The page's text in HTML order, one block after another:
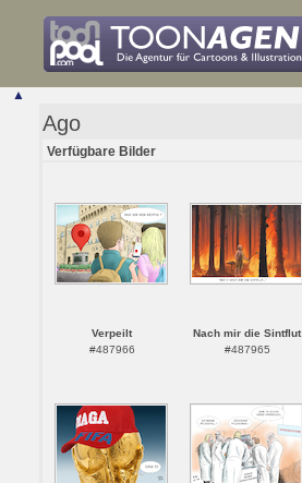
▲
Ago
Verfügbare Bilder
Verpeilt
#487966
Nach mir die Sintflut
#487965